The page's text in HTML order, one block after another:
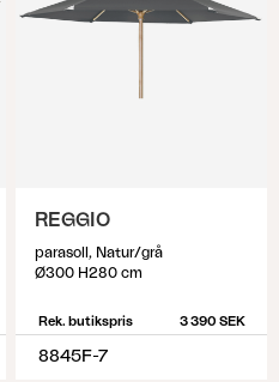
REGGIO
parasoll, Natur/grå
Ø300 H280 cm
Rek. butikspris 3 390 SEK
8845F-7